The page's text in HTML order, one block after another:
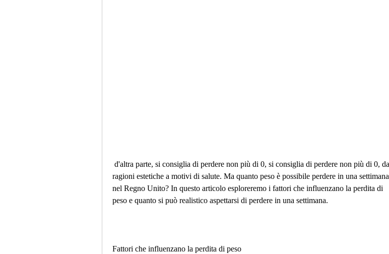
ragioni estetiche a motivi di salute. Ma quanto peso è possibile perdere in una settimana
nel Regno Unito? In questo articolo esploreremo i fattori che influenzano la perdita di
peso e quanto si può realistico aspettarsi di perdere in una settimana.
Fattori che influenzano la perdita di peso